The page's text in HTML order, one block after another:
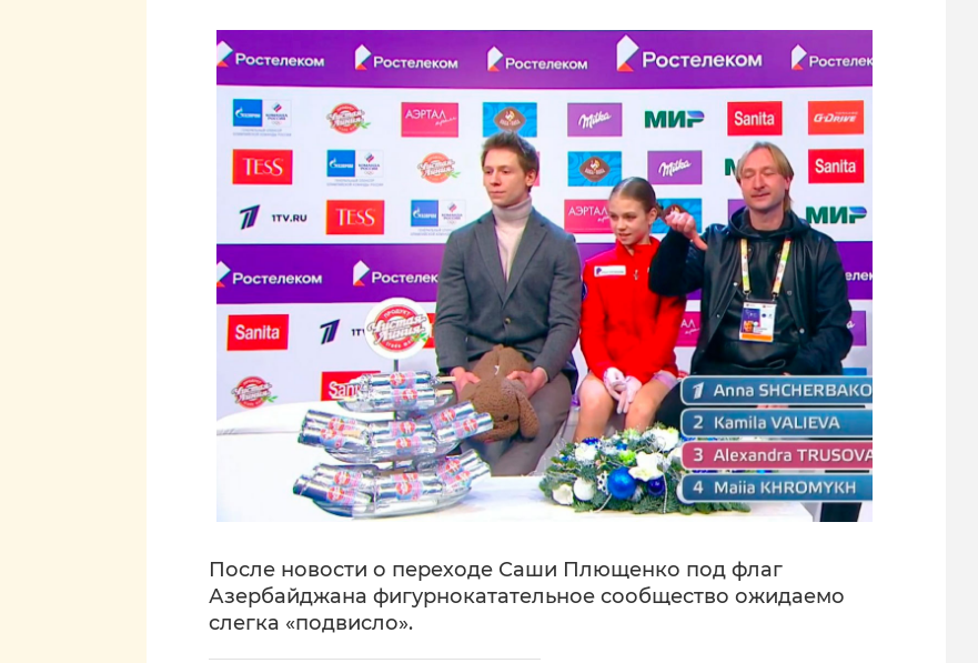
После новости о переходе Саши Плющенко под флаг
Азербайджана фигурнокатательное сообщество ожидаемо
слегка «подвисло».